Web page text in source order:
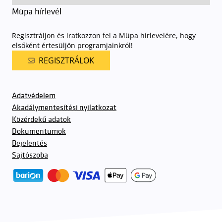
Müpa hírlevél
Regisztráljon és iratkozzon fel a Müpa hírlevelére, hogy
elsőként értesüljön programjainkról!
REGISZTRÁLOK
Adatvédelem
Akadálymentesítési nyilatkozat
Közérdekű adatok
Dokumentumok
Bejelentés
Sajtószoba